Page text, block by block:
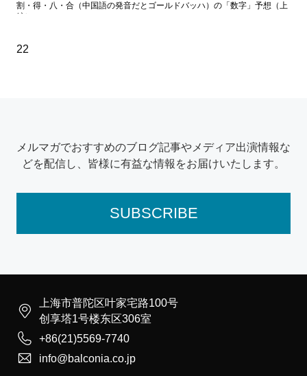
割・得・八・合（中国語の発音だとゴールドバッハ）の「数字」予想（上
編）
22
メルマガでおすすめのブログ記事やメディア出演情報な
どを配信し、皆様に有益な情報をお届けいたします。
SUBSCRIBE

上海市普陀区叶家宅路100号
创享塔1号楼东区306室
 +86(21)5569-7740
 info@balconia.co.jp